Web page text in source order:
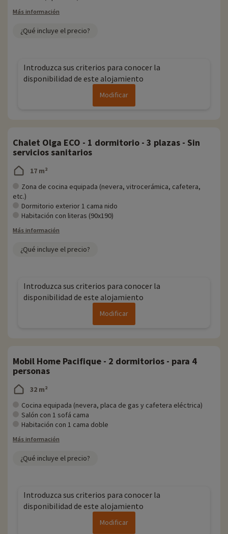
Más información
¿Qué incluye el precio?
Introduzca sus criterios para conocer la
disponibilidad de este alojamiento
Modificar
Chalet Olga ECO - 1 dormitorio - 3 plazas - Sin
servicios sanitarios
17 m²
Zona de cocina equipada (nevera, vitrocerámica, cafetera,
etc.)
Dormitorio exterior 1 cama nido
Habitación con literas (90x190)
Más información
¿Qué incluye el precio?
Introduzca sus criterios para conocer la
disponibilidad de este alojamiento
Modificar
Mobil Home Pacifique - 2 dormitorios - para 4
personas
32 m²
Cocina equipada (nevera, placa de gas y cafetera eléctrica)
Salón con 1 sofá cama
Habitación con 1 cama doble
Más información
¿Qué incluye el precio?
Introduzca sus criterios para conocer la
disponibilidad de este alojamiento
Modificar